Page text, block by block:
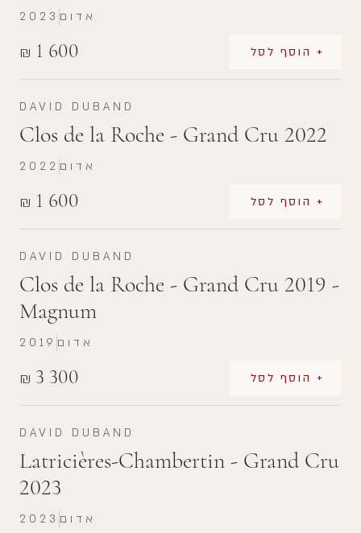
₪ 1 600 + הוסף לסל
2023 אדום
DAVID DUBAND
Clos de la Roche - Grand Cru 2022
₪ 1 600 + הוסף לסל
2022 אדום
DAVID DUBAND
Clos de la Roche - Grand Cru 2019 -
Magnum
₪ 3 300 + הוסף לסל
2019 אדום
DAVID DUBAND
Latricières-Chambertin - Grand Cru
2023
2023 אדום